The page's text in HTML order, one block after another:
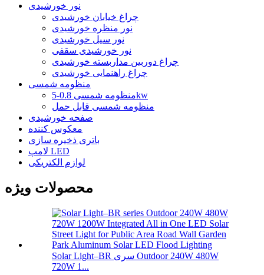
نور خورشیدی
چراغ خیابان خورشیدی
نور منظره خورشیدی
نور سیل خورشیدی
نور خورشیدی سقفی
چراغ دوربین مداربسته خورشیدی
چراغ راهنمایی خورشیدی
منظومه شمسی
منظومه شمسی 0.8-5kw
منظومه شمسی قابل حمل
صفحه خورشیدی
معکوس کننده
باتری ذخیره سازی
لامپ LED
لوازم الکتریکی
محصولات ویژه
Solar Light–BR سری Outdoor 240W 480W
720W 1...